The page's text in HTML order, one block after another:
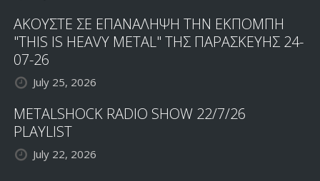
ΑΚΟΥΣΤΕ ΣΕ ΕΠΑΝΑΛΗΨΗ ΤΗΝ ΕΚΠΟΜΠΗ
"THIS IS HEAVY METAL" ΤΗΣ ΠΑΡΑΣΚΕΥΗΣ 24-
07-26
July 25, 2026
METALSHOCK RADIO SHOW 22/7/26
PLAYLIST
July 22, 2026